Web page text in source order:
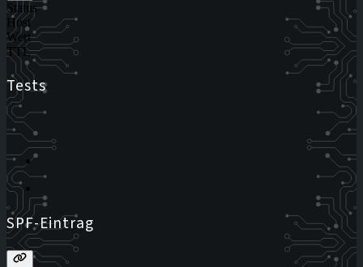
Status
Host
Wert
TTL
Tests
SPF-Eintrag